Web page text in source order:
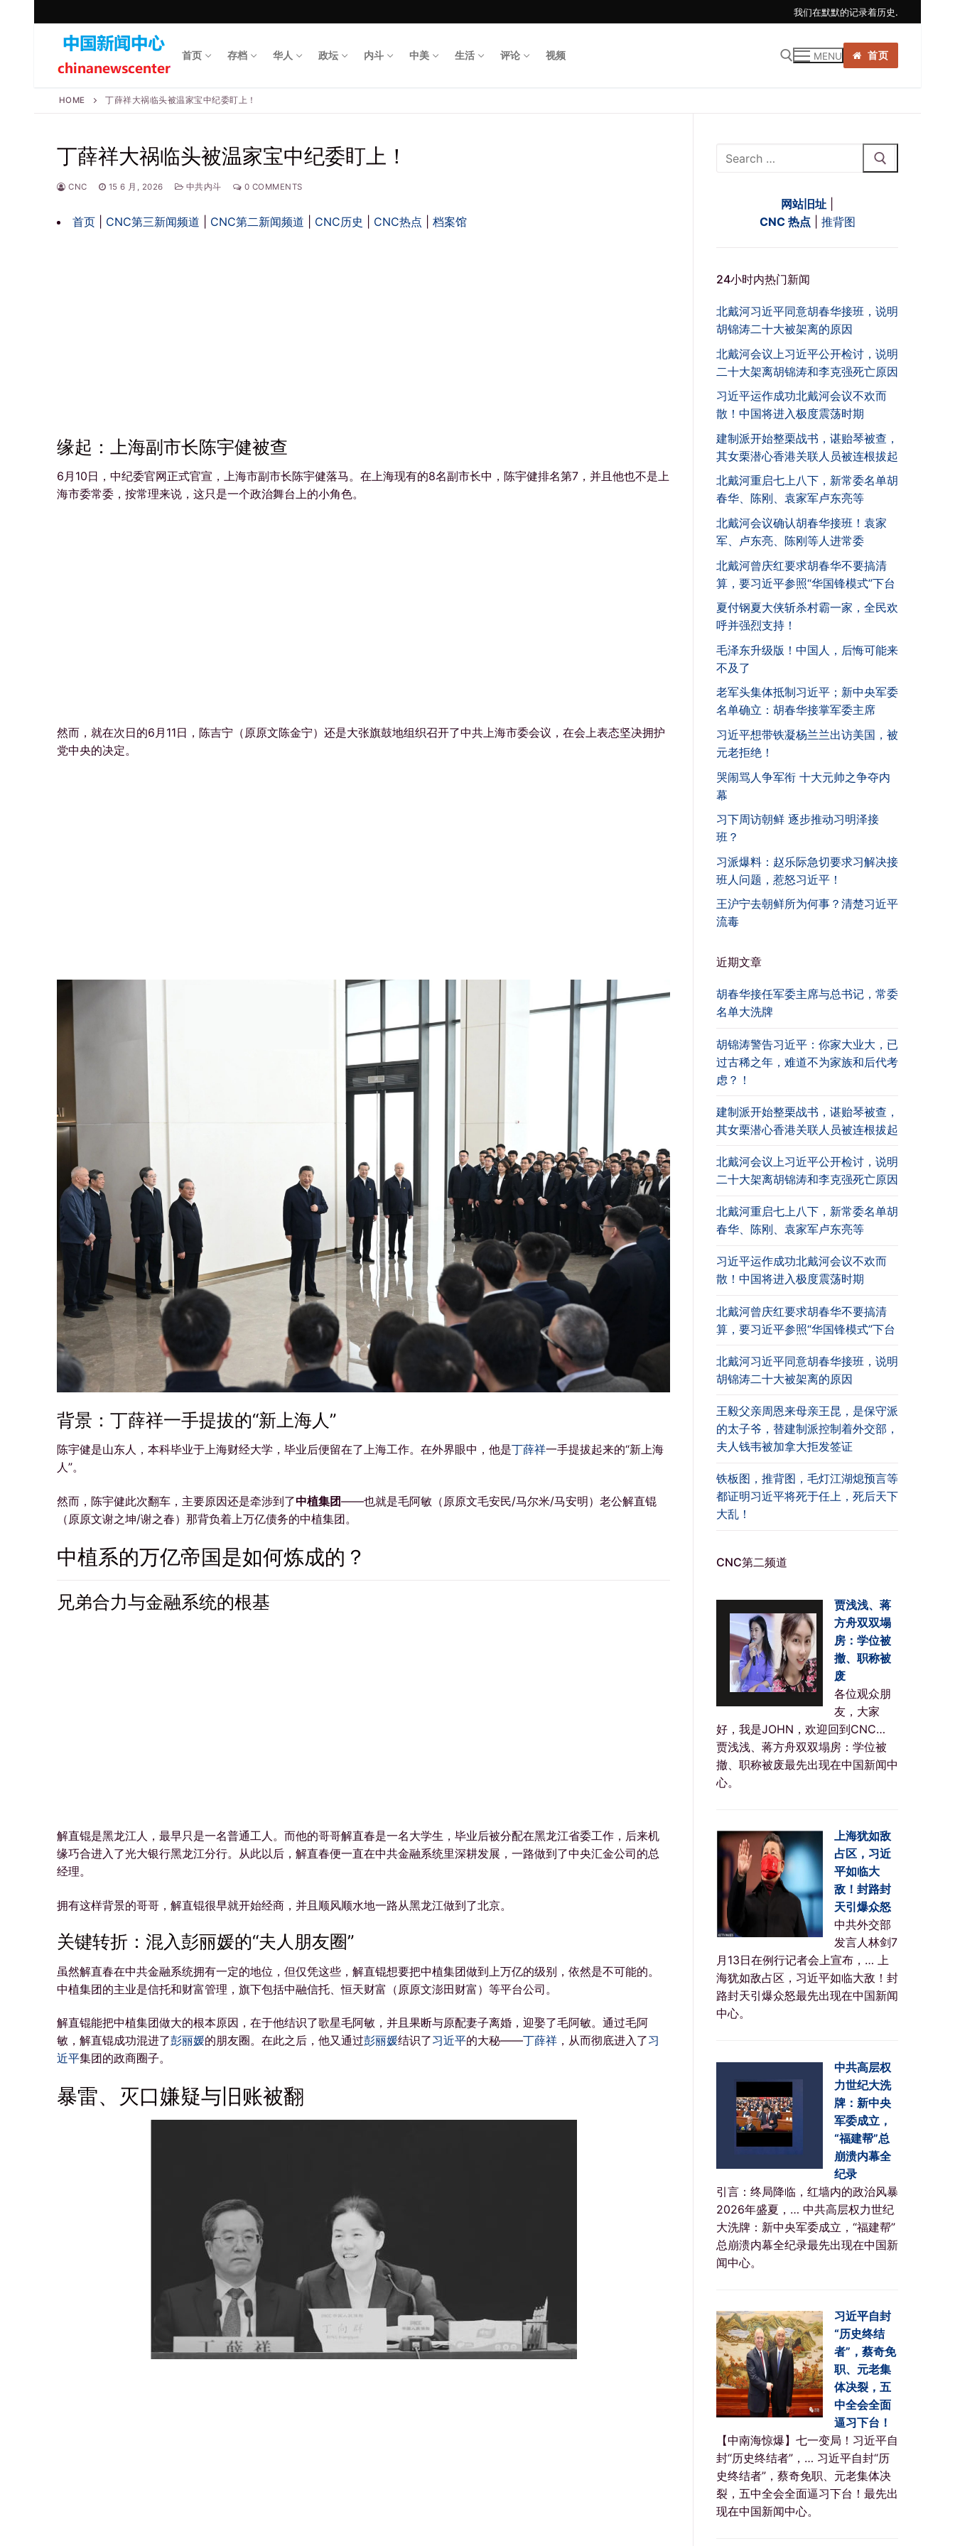
to
content
我们在默默的记录着历史.
首页 存档 华人 政坛 内斗 中美 生活 评论 视频 MENU 首页
HOME 丁薛祥大祸临头被温家宝中纪委盯上！
丁薛祥大祸临头被温家宝中纪委盯上！
CNC 15 6 月, 2026 中共内斗 0 COMMENTS
首页 CNC第三新闻频道 CNC第二新闻频道 CNC历史 CNC热点 档案馆
缘起：上海副市长陈宇健被查
6月10日，中纪委官网正式官宣，上海市副市长陈宇健落马。在上海现有的8名副市长中，陈宇健排名第7，并且他也不是上
海市委常委，按常理来说，这只是一个政治舞台上的小角色。
然而，就在次日的6月11日，陈吉宁（原原文陈金宁）还是大张旗鼓地组织召开了中共上海市委会议，在会上表态坚决拥护
党中央的决定。
背景：丁薛祥一手提拔的“新上海人”
陈宇健是山东人，本科毕业于上海财经大学，毕业后便留在了上海工作。在外界眼中，他是丁薛祥一手提拔起来的“新上海
人”。
然而，陈宇健此次翻车，主要原因还是牵涉到了中植集团——也就是毛阿敏（原原文毛安民/马尔米/马安明）老公解直锟
（原原文谢之坤/谢之春）那背负着上万亿债务的中植集团。
中植系的万亿帝国是如何炼成的？
兄弟合力与金融系统的根基
解直锟是黑龙江人，最早只是一名普通工人。而他的哥哥解直春是一名大学生，毕业后被分配在黑龙江省委工作，后来机
缘巧合进入了光大银行黑龙江分行。从此以后，解直春便一直在中共金融系统里深耕发展，一路做到了中央汇金公司的总
经理。
拥有这样背景的哥哥，解直锟很早就开始经商，并且顺风顺水地一路从黑龙江做到了北京。
关键转折：混入彭丽媛的“夫人朋友圈”
虽然解直春在中共金融系统拥有一定的地位，但仅凭这些，解直锟想要把中植集团做到上万亿的级别，依然是不可能的。
中植集团的主业是信托和财富管理，旗下包括中融信托、恒天财富（原原文澎田财富）等平台公司。
解直锟能把中植集团做大的根本原因，在于他结识了歌星毛阿敏，并且果断与原配妻子离婚，迎娶了毛阿敏。通过毛阿
敏，解直锟成功混进了彭丽媛的朋友圈。在此之后，他又通过彭丽媛结识了习近平的大秘——丁薛祥 ，从而彻底进入了习
近平集团的政商圈子。
暴雷、灭口嫌疑与旧账被翻
Search
网站旧址
CNC 热点
推背图
24小时内热门新闻
北戴河习近平同意胡春华接班，说明
胡锦涛二十大被架离的原因
北戴河会议上习近平公开检讨，说明
二十大架离胡锦涛和李克强死亡原因
习近平运作成功北戴河会议不欢而
散！中国将进入极度震荡时期
建制派开始整栗战书，谌贻琴被查，
其女栗潜心香港关联人员被连根拔起
北戴河重启七上八下，新常委名单胡
春华、陈刚、袁家军卢东亮等
北戴河会议确认胡春华接班！袁家
军、卢东亮、陈刚等人进常委
北戴河曾庆红要求胡春华不要搞清
算，要习近平参照“华国锋模式”下台
夏付钢夏大侠斩杀村霸一家，全民欢
呼并强烈支持！
毛泽东升级版！中国人，后悔可能来
不及了
老军头集体抵制习近平；新中央军委
名单确立：胡春华接掌军委主席
习近平想带铁凝杨兰兰出访美国，被
元老拒绝！
哭闹骂人争军衔 十大元帅之争夺内
幕
习下周访朝鲜 逐步推动习明泽接
班？
习派爆料：赵乐际急切要求习解决接
班人问题，惹怒习近平！
王沪宁去朝鲜所为何事？清楚习近平
流毒
近期文章
胡春华接任军委主席与总书记，常委
名单大洗牌
胡锦涛警告习近平：你家大业大，已
过古稀之年，难道不为家族和后代考
虑？！
建制派开始整栗战书，谌贻琴被查，
其女栗潜心香港关联人员被连根拔起
北戴河会议上习近平公开检讨，说明
二十大架离胡锦涛和李克强死亡原因
北戴河重启七上八下，新常委名单胡
春华、陈刚、袁家军卢东亮等
习近平运作成功北戴河会议不欢而
散！中国将进入极度震荡时期
北戴河曾庆红要求胡春华不要搞清
算，要习近平参照“华国锋模式”下台
北戴河习近平同意胡春华接班，说明
胡锦涛二十大被架离的原因
王毅父亲周恩来母亲王昆，是保守派
的太子爷，替建制派控制着外交部，
夫人钱韦被加拿大拒发签证
铁板图，推背图，毛灯江湖熄预言等
都证明习近平将死于任上，死后天下
大乱！
CNC第二频道
贾浅浅、蒋
方舟双双塌
房：学位被
撤、职称被
废
各位观众朋
友，大家
好，我是JOHN，欢迎回到CNC…
贾浅浅、蒋方舟双双塌房：学位被
撤、职称被废最先出现在中国新闻中
心。
上海犹如敌
占区，习近
平如临大
敌！封路封
天引爆众怒
中共外交部
发言人林剑7
月13日在例行记者会上宣布，… 上
海犹如敌占区，习近平如临大敌！封
路封天引爆众怒最先出现在中国新闻
中心。
中共高层权
力世纪大洗
牌：新中央
军委成立，
“福建帮”总
崩溃内幕全
纪录
引言：终局降临，红墙内的政治风暴
2026年盛夏，… 中共高层权力世纪
大洗牌：新中央军委成立，“福建帮”
总崩溃内幕全纪录最先出现在中国新
闻中心。
习近平自封
“历史终结
者”，蔡奇免
职、元老集
体决裂，五
中全会全面
逼习下台！
【中南海惊爆】七一变局！习近平自
封“历史终结者”，… 习近平自封“历
史终结者”，蔡奇免职、元老集体决
裂，五中全会全面逼习下台！最先出
现在中国新闻中心。